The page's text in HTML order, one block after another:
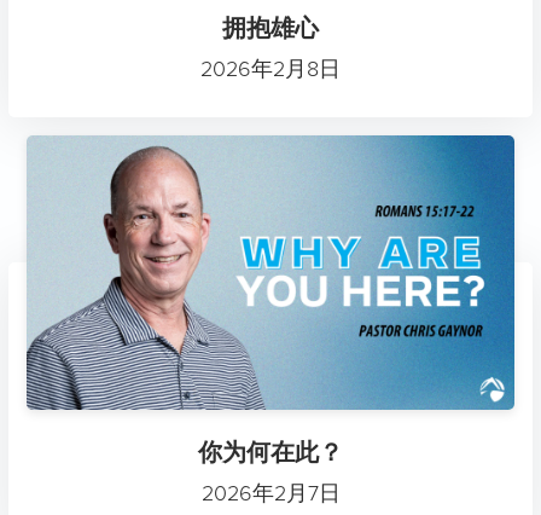
拥抱雄心
2026年2月8日
你为何在此？
2026年2月7日